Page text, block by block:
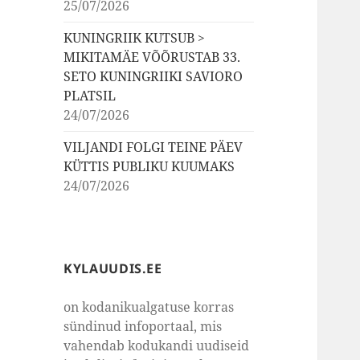
25/07/2026
KUNINGRIIK KUTSUB >
MIKITAMÄE VÕÕRUSTAB 33.
SETO KUNINGRIIKI SAVIORO
PLATSIL
24/07/2026
VILJANDI FOLGI TEINE PÄEV
KÜTTIS PUBLIKU KUUMAKS
24/07/2026
KYLAUUDIS.EE
on kodanikualgatuse korras
sündinud infoportaal, mis
vahendab kodukandi uudiseid